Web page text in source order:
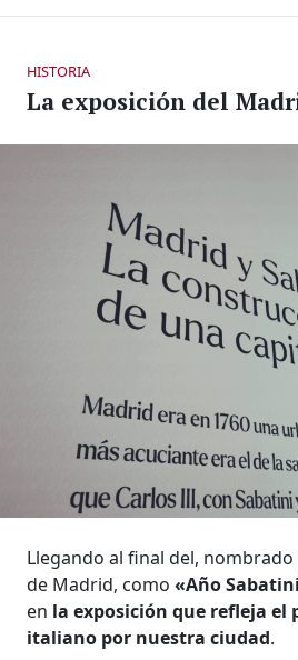
HISTORIA
La exposición del
Llegando al final del,
de Madrid, como «Año
en la exposición que refleja el
italiano por nuestra ciudad.